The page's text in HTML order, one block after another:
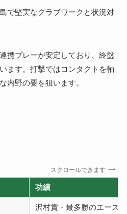
で堅実なグラブワークと状況対
携プレーが安定しており、終盤
ます。打撃ではコンタクトを軸
内野の要を狙います。
スクロールできます
功績
沢村賞・最多勝のエース